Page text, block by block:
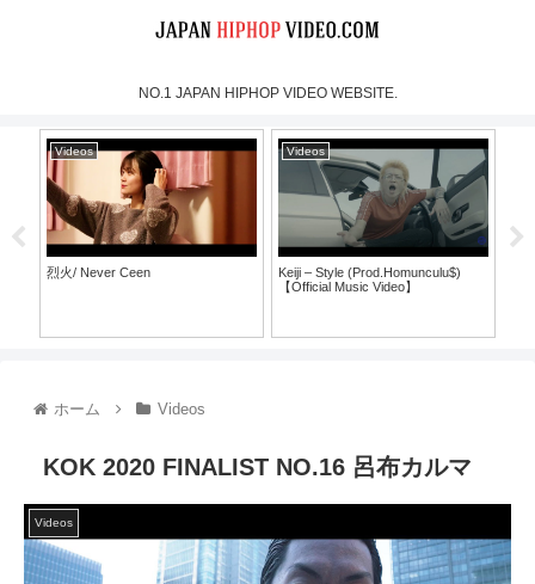
NO.1 JAPAN HIPHOP VIDEO WEBSITE.
Videos
烈火/ Never Ceen
Videos
Keiji – Style (Prod.Homunculu$)
【Official Music Video】
ホーム Videos
KOK 2020 FINALIST NO.16 呂布カルマ
Videos